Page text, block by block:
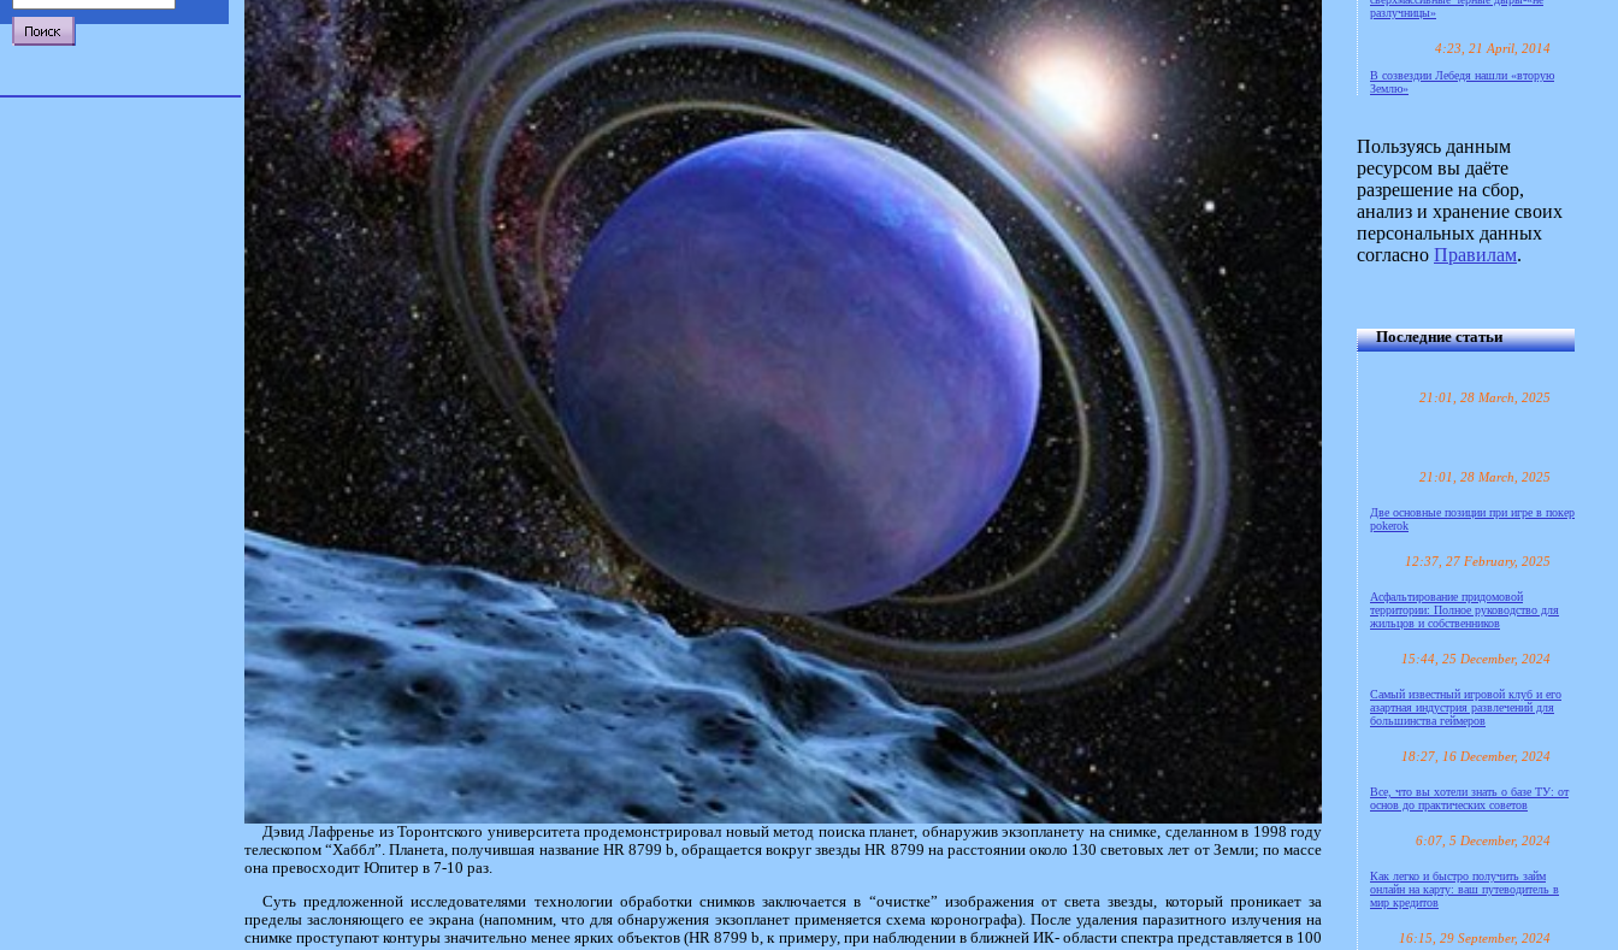
Дэвид Лафренье из Торонтского университета продемонстрировал новый метод поиска планет, обнаружив экзопланету на снимке, сделанном в 1998 году
телескопом “Хаббл”. Планета, получившая название HR 8799 b, обращается вокруг звезды HR 8799 на расстоянии около 130 световых лет от Земли; по массе
она превосходит Юпитер в 7-10 раз.
Суть предложенной исследователями технологии обработки снимков заключается в “очистке” изображения от света звезды, который проникает за
пределы заслоняющего ее экрана (напомним, что для обнаружения экзопланет применяется схема коронографа). После удаления паразитного излучения на
снимке проступают контуры значительно менее ярких объектов (HR 8799 b, к примеру, при наблюдении в ближней ИК- области спектра представляется в 100
разлучницы»
4:23, 21 April, 2014
В созвездии Лебедя нашли «вторую
Землю»
Пользуясь данным
ресурсом вы даёте
разрешение на сбор,
анализ и хранение своих
персональных данных
согласно Правилам.
Последние статьи
21:01, 28 March, 2025
21:01, 28 March, 2025
Две основные позиции при игре в покер
pokerok
12:37, 27 February, 2025
Асфальтирование придомовой
территории: Полное руководство для
жильцов и собственников
15:44, 25 December, 2024
Самый известный игровой клуб и его
азартная индустрия развлечений для
большинства геймеров
18:27, 16 December, 2024
Все, что вы хотели знать о базе ТУ: от
основ до практических советов
6:07, 5 December, 2024
Как легко и быстро получить займ
онлайн на карту: ваш путеводитель в
мир кредитов
16:15, 29 September, 2024